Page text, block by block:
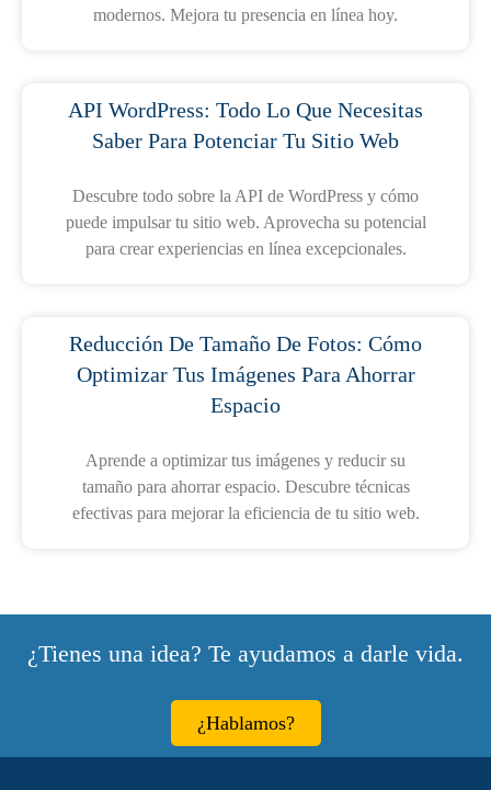
modernos. Mejora tu presencia en línea hoy.
API WordPress: Todo Lo Que Necesitas
Saber Para Potenciar Tu Sitio Web
Descubre todo sobre la API de WordPress y cómo
puede impulsar tu sitio web. Aprovecha su potencial
para crear experiencias en línea excepcionales.
Reducción De Tamaño De Fotos: Cómo
Optimizar Tus Imágenes Para Ahorrar
Espacio
Aprende a optimizar tus imágenes y reducir su
tamaño para ahorrar espacio. Descubre técnicas
efectivas para mejorar la eficiencia de tu sitio web.
¿Tienes una idea? Te ayudamos a darle vida.
¿Hablamos?